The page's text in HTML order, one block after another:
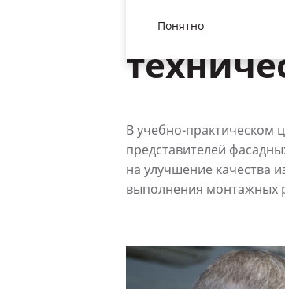
Понятно
О
В учебно-практическом
представителей
на улучшение качества
выполнения монтажных